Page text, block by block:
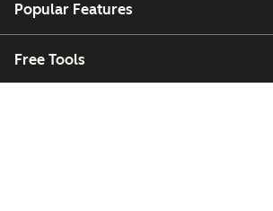
Popular Features
Free Tools